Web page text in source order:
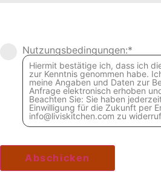
Nutzungsbedingungen:*
Hiermit bestätige ich, dass ich
zur Kenntnis genommen habe.
meine Angaben und Daten zur
Anfrage elektronisch erhoben
Beachten Sie: Sie haben
Einwilligung für die Zukunft per
info@liviskitchen.com zu